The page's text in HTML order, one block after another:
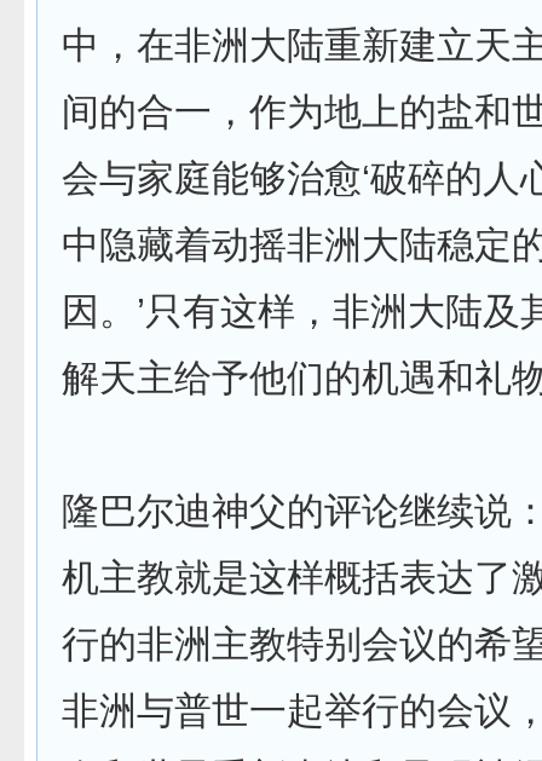
中，在非洲大陆重新建立天
间的合一，作为地上的盐和
会与家庭能够治愈‘破碎的人
中隐藏着动摇非洲大陆稳定
因。’只有这样，非洲大陆及
解天主给予他们的机遇和礼
隆巴尔迪神父的评论继续说
机主教就是这样概括表达了
行的非洲主教特别会议的希
非洲与普世一起举行的会议